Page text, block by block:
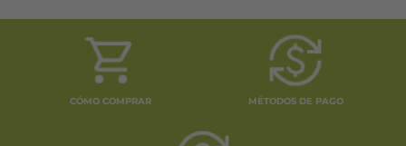
CÓMO COMPRAR MÉTODOS DE PAGO